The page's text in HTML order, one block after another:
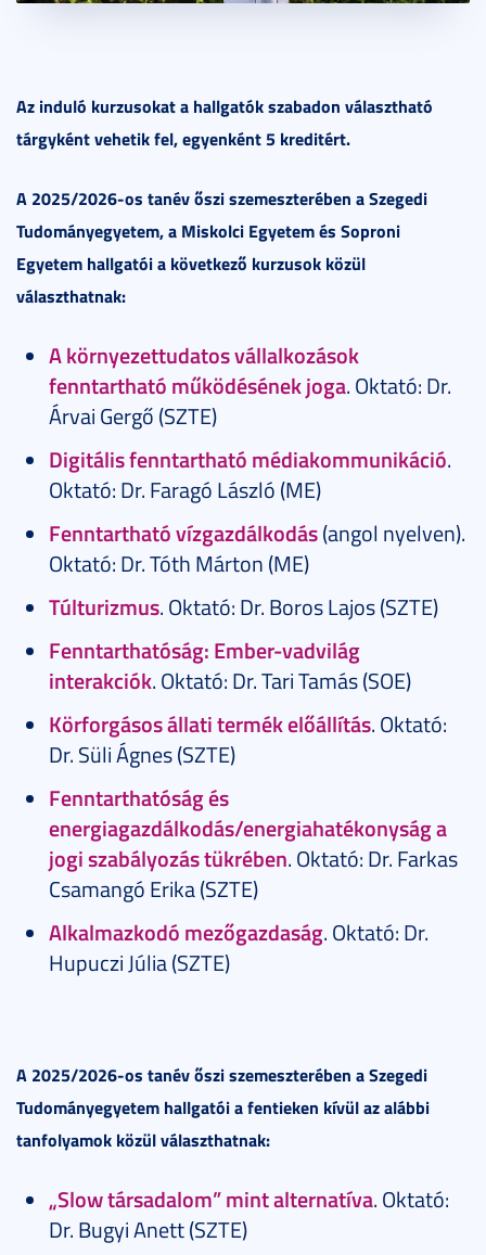
Az induló kurzusokat a hallgatók szabadon választható
tárgyként vehetik fel, egyenként 5 kreditért.
A 2025/2026-os tanév őszi szemeszterében a Szegedi
Tudományegyetem, a Miskolci Egyetem és Soproni
Egyetem hallgatói a következő kurzusok közül
választhatnak:
A környezettudatos vállalkozások
fenntartható működésének joga. Oktató: Dr.
Árvai Gergő (SZTE)
Digitális fenntartható médiakommunikáció.
Oktató: Dr. Faragó László (ME)
Fenntartható vízgazdálkodás(angol nyelven).
Oktató: Dr. Tóth Márton (ME)
Túlturizmus. Oktató: Dr. Boros Lajos (SZTE)
Fenntarthatóság: Ember-vadvilág
interakciók. Oktató: Dr. Tari Tamás (SOE)
Körforgásos állati termék előállítás. Oktató:
Dr. Süli Ágnes (SZTE)
Fenntarthatóság és
energiagazdálkodás/energiahatékonyság a
jogi szabályozás tükrében. Oktató: Dr. Farkas
Csamangó Erika (SZTE)
Alkalmazkodó mezőgazdaság. Oktató: Dr.
Hupuczi Júlia (SZTE)
A 2025/2026-os tanév őszi szemeszterében a Szegedi
Tudományegyetem hallgatói a fentieken kívül az alábbi
tanfolyamok közül választhatnak:
„Slow társadalom” mint alternatíva. Oktató:
Dr. Bugyi Anett (SZTE)